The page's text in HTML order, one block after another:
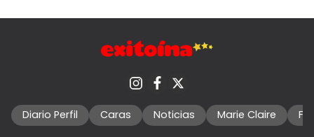
Diario Perfil Caras Noticias Marie Claire